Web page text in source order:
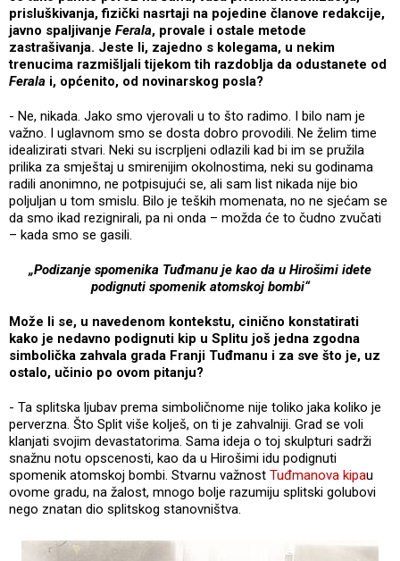
prisluškivanja, fizički nasrtaji na pojedine članove redakcije,
javno spaljivanje Ferala, provale i ostale metode
zastrašivanja. Jeste li, zajedno s kolegama, u nekim
trenucima razmišljali tijekom tih razdoblja da odustanete od
Ferala i, općenito, od novinarskog posla?
- Ne, nikada. Jako smo vjerovali u to što radimo. I bilo nam je
važno. I uglavnom smo se dosta dobro provodili. Ne želim time
idealizirati stvari. Neki su iscrpljeni odlazili kad bi im se pružila
prilika za smještaj u smirenijim okolnostima, neki su godinama
radili anonimno, ne potpisujući se, ali sam list nikada nije bio
poljuljan u tom smislu. Bilo je teških momenata, no ne sjećam se
da smo ikad rezignirali, pa ni onda – možda će to čudno zvučati
– kada smo se gasili.
„Podizanje spomenika Tuđmanu je kao da u Hirošimi idete
podignuti spomenik atomskoj bombi“
Može li se, u navedenom kontekstu, cinično konstatirati
kako je nedavno podignuti kip u Splitu još jedna zgodna
simbolička zahvala grada Franji Tuđmanu i za sve što je, uz
ostalo, učinio po ovom pitanju?
- Ta splitska ljubav prema simboličnome nije toliko jaka koliko je
perverzna. Što Split više kolješ, on ti je zahvalniji. Grad se voli
klanjati svojim devastatorima. Sama ideja o toj skulpturi sadrži
snažnu notu opscenosti, kao da u Hirošimi idu podignuti
spomenik atomskoj bombi. Stvarnu važnost Tuđmanova kipau
ovome gradu, na žalost, mnogo bolje razumiju splitski golubovi
nego znatan dio splitskog stanovništva.